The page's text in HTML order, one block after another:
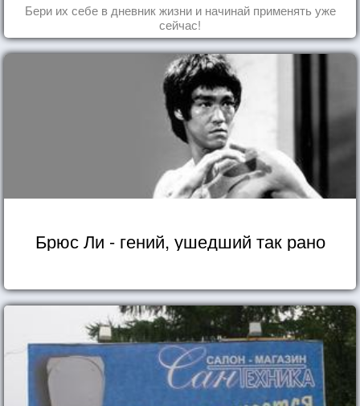
Бери их себе в дневник жизни и начинай применять уже
сейчас!
Брюс Ли - гений, ушедший так рано